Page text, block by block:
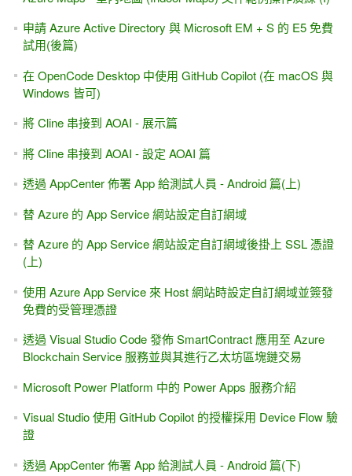
申請 Azure Active Directory 與 Microsoft EM + S 的 E5 免費
試用(後篇)
在 OpenCode Desktop 中使用 GitHub Copilot (在 macOS 與
Windows 皆可)
將 Cline 串接到 AOAI - 展示篇
將 Cline 串接到 AOAI - 設定 AOAI 篇
透過 AppCenter 佈署 App 給測試人員 - Android 篇(上)
替 Azure 的 App Service 網站設定自訂網域
替 Azure 的 App Service 網站設定自訂網域後掛上 SSL 憑證
(上)
使用 Azure App Service 來 Host 網站時設定自訂網域並簽發
免費的受管理憑證
透過 Visual Studio Code 發佈 SmartContract 應用至 Azure
Blockchain Service 服務並與其進行乙太坊區塊鏈交易
Microsoft Power Platform 中的 Power Apps 服務介紹
Visual Studio 使用 GitHub Copilot 的授權採用 Device Flow 驗
證
透過 AppCenter 佈署 App 給測試人員 - Android 篇(下)